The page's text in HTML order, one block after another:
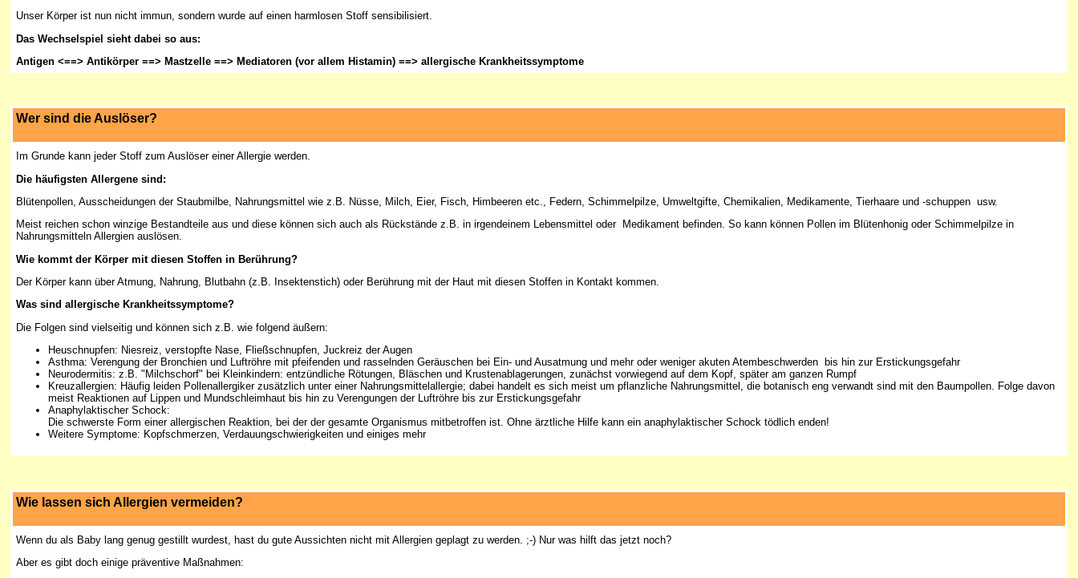
Unser Körper ist nun nicht immun, sondern wurde auf einen harmlosen Stoff sensibilisiert.
Das Wechselspiel sieht dabei so aus:
Antigen <==> Antikörper ==> Mastzelle ==> Mediatoren (vor allem Histamin) ==> allergische Krankheitssymptome
Wer sind die Auslöser?
Im Grunde kann jeder Stoff zum Auslöser einer Allergie werden.
Die häufigsten Allergene sind:
Blütenpollen, Ausscheidungen der Staubmilbe, Nahrungsmittel wie z.B. Nüsse, Milch, Eier, Fisch, Himbeeren etc., Federn, Schimmelpilze, Umweltgifte, Chemikalien, Medikamente, Tierhaare und -schuppen usw.
Meist reichen schon winzige Bestandteile aus und diese können sich auch als Rückstände z.B. in irgendeinem Lebensmittel oder Medikament befinden. So kann können Pollen im Blütenhonig oder Schimmelpilze in
Nahrungsmitteln Allergien auslösen.
Wie kommt der Körper mit diesen Stoffen in Berührung?
Der Körper kann über Atmung, Nahrung, Blutbahn (z.B. Insektenstich) oder Berührung mit der Haut mit diesen Stoffen in Kontakt kommen.
Was sind allergische Krankheitssymptome?
Die Folgen sind vielseitig und können sich z.B. wie folgend äußern:
Heuschnupfen: Niesreiz, verstopfte Nase, Fließschnupfen, Juckreiz der Augen
Asthma: Verengung der Bronchien und Luftröhre mit pfeifenden und rasselnden Geräuschen bei Ein- und Ausatmung und mehr oder weniger akuten Atembeschwerden bis hin zur Erstickungsgefahr
Neurodermitis: z.B. "Milchschorf" bei Kleinkindern: entzündliche Rötungen, Bläschen und Krustenablagerungen, zunächst vorwiegend auf dem Kopf, später am ganzen Rumpf
Kreuzallergien: Häufig leiden Pollenallergiker zusätzlich unter einer Nahrungsmittelallergie; dabei handelt es sich meist um pflanzliche Nahrungsmittel, die botanisch eng verwandt sind mit den Baumpollen. Folge davon
meist Reaktionen auf Lippen und Mundschleimhaut bis hin zu Verengungen der Luftröhre bis zur Erstickungsgefahr
Anaphylaktischer Schock:
Die schwerste Form einer allergischen Reaktion, bei der der gesamte Organismus mitbetroffen ist. Ohne ärztliche Hilfe kann ein anaphylaktischer Schock tödlich enden!
Weitere Symptome: Kopfschmerzen, Verdauungschwierigkeiten und einiges mehr
Wie lassen sich Allergien vermeiden?
Wenn du als Baby lang genug gestillt wurdest, hast du gute Aussichten nicht mit Allergien geplagt zu werden. ;-) Nur was hilft das jetzt noch?
Aber es gibt doch einige präventive Maßnahmen: